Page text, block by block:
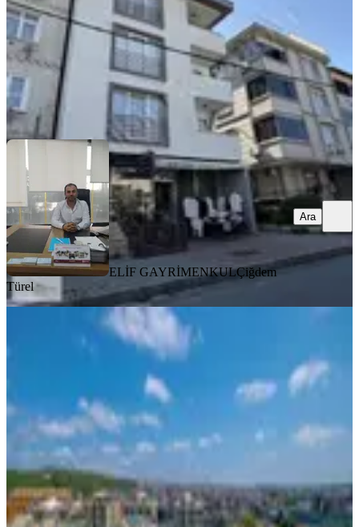
40.000 ₺
ELİF GAYRİMENKULÇiğdem Türel
Ara
ELİF GAYRİMENKULÇiğdem
Türel
Ara
Seba Göktürkte Keyifli Geniş Teraslı
Kdv Avantajlı 5,5+1
Eyüpsultan, Göktürk Merkez Mahallesi
5+1
355 m²· 05.08.2026
240.000 ₺
Dağıstan Gayrimenkul Dağıstan İnan